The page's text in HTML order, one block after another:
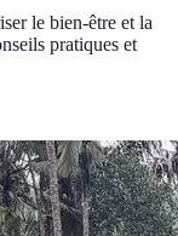
le bien-être et la
pratiques et